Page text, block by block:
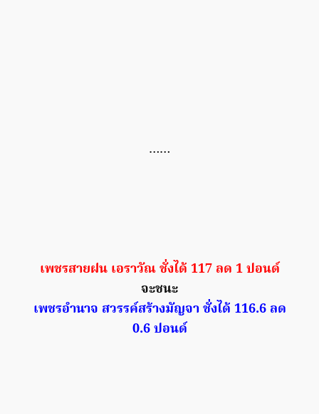
……
เพชรสายฝน เอราวัณ ชั่งได้ 117 ลด 1 ปอนด์
จะชนะ
เพชรอำนาจ สวรรค์สร้างมัญจา ชั่งได้ 116.6 ลด
0.6 ปอนด์